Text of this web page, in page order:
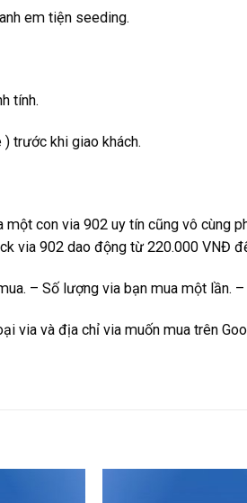
em tiện seeding.
tính.
trước khi giao khách.
con via 902 uy tín cũng vô cùng
via 902 dao động từ 220.000 VNĐ
– Số lượng via bạn mua một lần.
via và địa chỉ via muốn mua trên